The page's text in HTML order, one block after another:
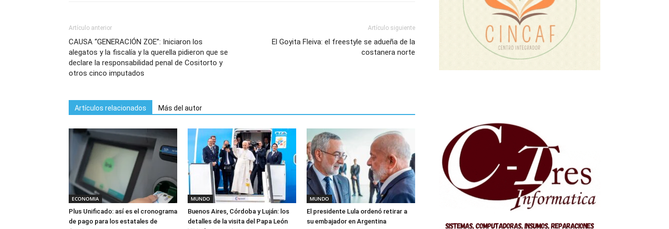
Artículo anterior
CAUSA “GENERACIÓN ZOE”: Iniciaron los
alegatos y la fiscalía y la querella pidieron que se
declare la responsabilidad penal de Cositorto y
otros cinco imputados
Artículo siguiente
El Goyita Fleiva: el freestyle se adueña de la
costanera norte
Artículos relacionados Más del autor
ECONOMIA
Plus Unificado: así es el cronograma
de pago para los estatales de
MUNDO
Buenos Aires, Córdoba y Luján: los
detalles de la visita del Papa León
MUNDO
El presidente Lula ordenó retirar a
su embajador en Argentina